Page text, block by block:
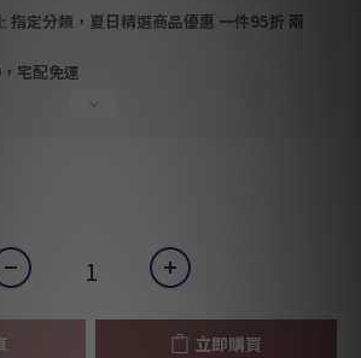
指定分類，夏日精選商品優惠 一件95折 兩
宅配免運
立即購買